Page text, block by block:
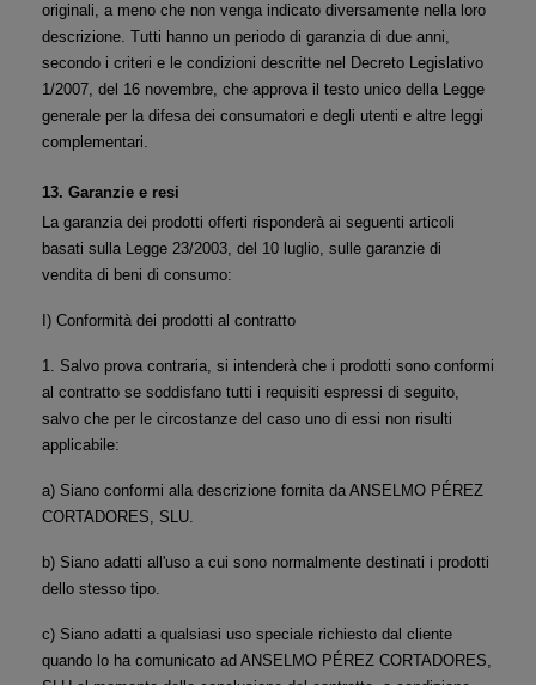
originali, a meno che non venga indicato diversamente nella loro
descrizione. Tutti hanno un periodo di garanzia di due anni,
secondo i criteri e le condizioni descritte nel Decreto Legislativo
1/2007, del 16 novembre, che approva il testo unico della Legge
generale per la difesa dei consumatori e degli utenti e altre leggi
complementari.
13. Garanzie e resi
La garanzia dei prodotti offerti risponderà ai seguenti articoli
basati sulla Legge 23/2003, del 10 luglio, sulle garanzie di
vendita di beni di consumo:
I) Conformità dei prodotti al contratto
1. Salvo prova contraria, si intenderà che i prodotti sono conformi
al contratto se soddisfano tutti i requisiti espressi di seguito,
salvo che per le circostanze del caso uno di essi non risulti
applicabile:
a) Siano conformi alla descrizione fornita da ANSELMO PÉREZ
CORTADORES, SLU.
b) Siano adatti all'uso a cui sono normalmente destinati i prodotti
dello stesso tipo.
c) Siano adatti a qualsiasi uso speciale richiesto dal cliente
quando lo ha comunicato ad ANSELMO PÉREZ CORTADORES,